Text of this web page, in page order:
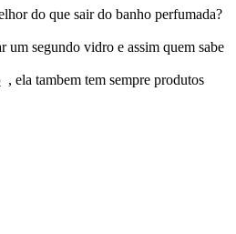
do que sair do banho perfumada?
um segundo vidro e assim quem sabe
, ela tambem tem sempre produtos